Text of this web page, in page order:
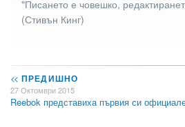
"Писането е човешко,
(Стивън Кинг)
<< ПРЕДИШНО
27 Октомври 2015
Reebok представиха първия си